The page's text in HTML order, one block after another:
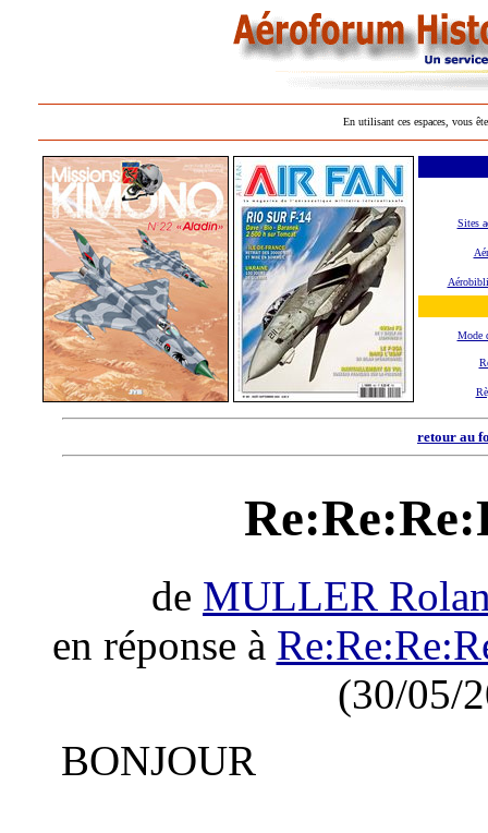
En utilisant ces espaces, vous
Sites
Mode
retour au
de MULLER
en réponse à
(30/05/
BONJOUR